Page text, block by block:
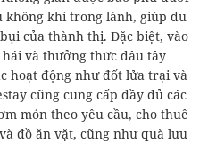
không khí trong lành, giúp du
của thành thị. Đặc biệt, vào
và thưởng thức dâu tây
hoạt động như đốt lửa trại và
cũng cung cấp đầy đủ các
món theo yêu cầu, cho thuê
đồ ăn vặt, cũng như quà lưu